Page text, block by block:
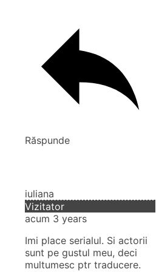
Răspunde
iuliana
Vizitator
acum 3 years
Imi place serialul. Si actorii
sunt pe gustul meu, deci
multumesc ptr traducere.